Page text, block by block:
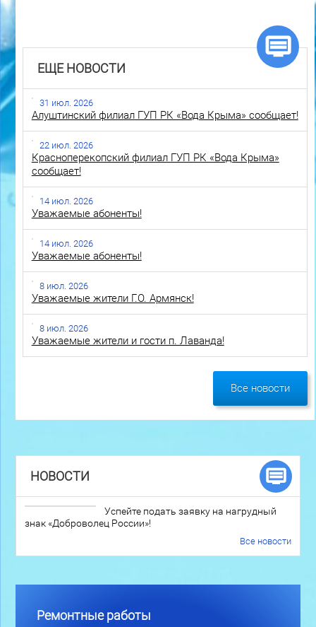
ЕЩЕ НОВОСТИ
31 июл. 2026
Алуштинский филиал ГУП РК «Вода Крыма» сообщает!
22 июл. 2026
Красноперекопский филиал ГУП РК «Вода Крыма»
сообщает!
14 июл. 2026
Уважаемые абоненты!
14 июл. 2026
Уважаемые абоненты!
8 июл. 2026
Уважаемые жители Г.О. Армянск!
8 июл. 2026
Уважаемые жители и гости п. Лаванда!
Все новости
НОВОСТИ
Успейте подать заявку на нагрудный
знак «Доброволец России»!
Все новости
Ремонтные работы